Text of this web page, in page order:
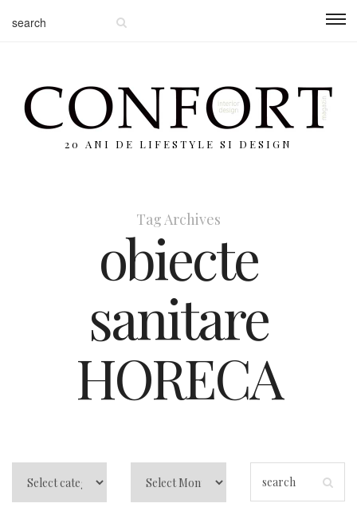
20 ANI DE LIFESTYLE SI DESIGN
Tag Archives
obiecte
sanitare
HORECA